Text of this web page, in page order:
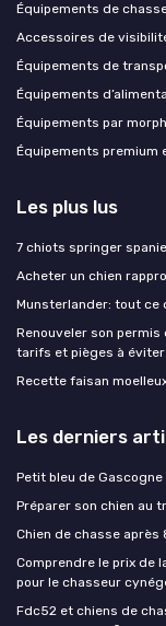
Équipements de
Accessoires de
Équipements de
Équipements
Équipements par
Équipements premium
Les plus lus
7 chiots springer
Acheter un chien
Munsterlander: tout ce
Renouveler son
tarifs et pièges à éviter
Recette faisan
Les derniers
Petit bleu de
Préparer son chien au
Chien de chasse
Comprendre le prix de
pour le chasseur
Fdc52 et chiens de